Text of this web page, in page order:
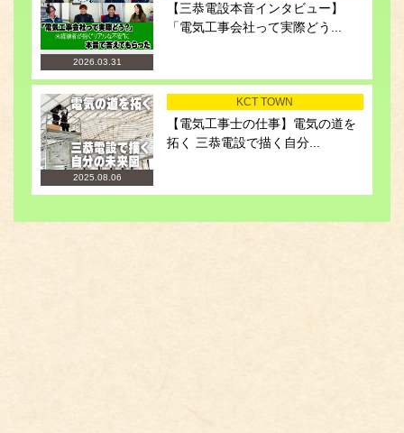
2026.03.31
【三恭電設本音インタビュー】
「電気工事会社って実際どう...
2025.08.06
KCT TOWN
【電気工事士の仕事】電気の道を
拓く 三恭電設で描く自分...